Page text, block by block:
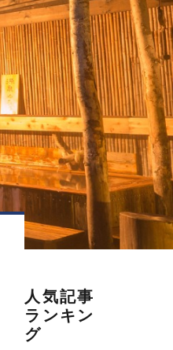
人気記事
ランキン
グ